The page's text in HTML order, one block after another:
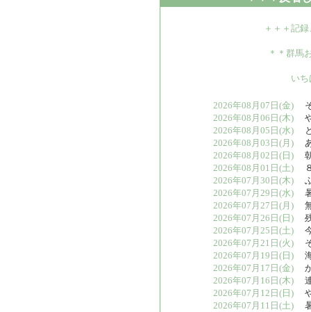
＋＋＋記
＊＊群馬
い
2026年08月07日(金) そ
2026年08月06日(木) や
2026年08月05日(水) と
2026年08月03日(月)
2026年08月02日(日)
2026年08月01日(土)
2026年07月30日(木) ふ
2026年07月29日(水) 暑
2026年07月27日(月) 無
2026年07月26日(日) 残
2026年07月25日(土)
2026年07月21日(火) そ
2026年07月19日(日) 海
2026年07月17日(金) か
2026年07月16日(木)
2026年07月12日(日) や
2026年07月11日(土) 暑